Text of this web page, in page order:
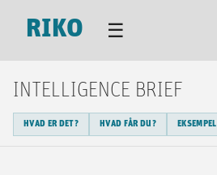
RIKO ☰
INTELLIGENCE BRIEF
HVAD ER DET? HVAD FÅR DU? EKSEMPEL